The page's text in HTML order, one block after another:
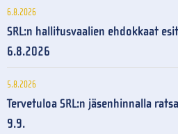
6.8.2026
SRL:n hallitusvaalien ehdokkaat
6.8.2026
5.8.2026
Tervetuloa SRL:n jäsenhinnalla
9.9.